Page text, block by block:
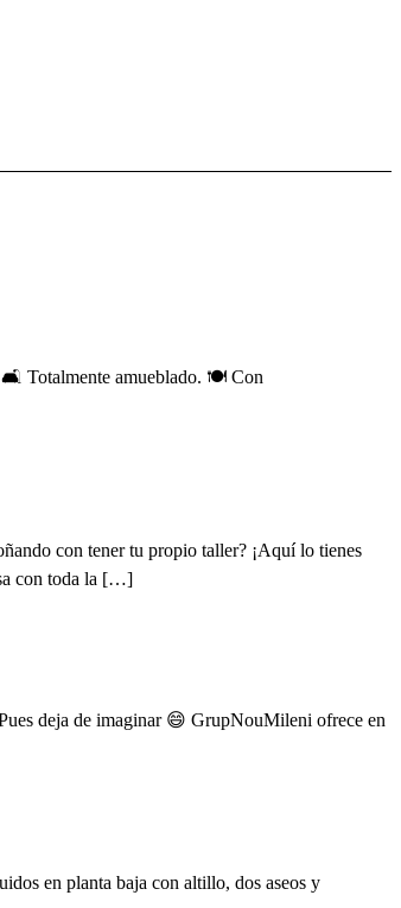
🛋️ Totalmente amueblado. 🍽️ Con
con tener tu propio taller? ¡Aquí lo tienes
con toda la […]
deja de imaginar 😄 GrupNouMileni ofrece en
en planta baja con altillo, dos aseos y